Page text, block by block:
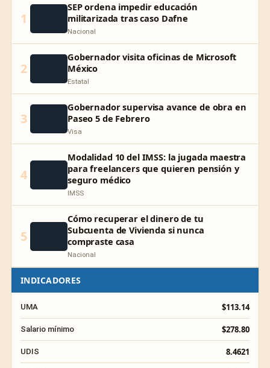
1
SEP ordena impedir educación
militarizada tras caso Dafne
Nacional
2
Gobernador visita oficinas de Microsoft
México
Estatal
3
Gobernador supervisa avance de obra en
Paseo 5 de Febrero
Visa
4
Modalidad 10 del IMSS: la jugada maestra
para freelancers que quieren pensión y
seguro médico
IMSS
5
Cómo recuperar el dinero de tu
Subcuenta de Vivienda si nunca
compraste casa
Nacional
INDICADORES
UMA $113.14
Salario mínimo $278.80
UDIS 8.4621